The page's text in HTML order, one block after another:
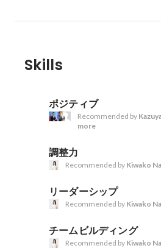
Skills
ポジティブ
Recommended by
more
調整力
Recommended by Kiwako
リーダーシップ
Recommended by Kiwako
チームビルディング
Recommended by Kiwako